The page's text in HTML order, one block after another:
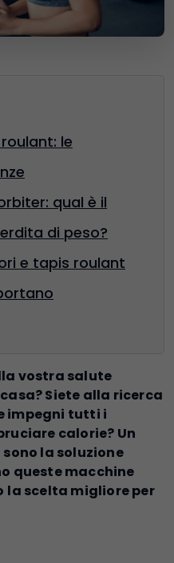
le
qual è il
di peso?
e tapis roulant
vostra salute
Siete alla ricerca
impegni tutti i
calorie? Un
la soluzione
queste macchine
la scelta migliore per